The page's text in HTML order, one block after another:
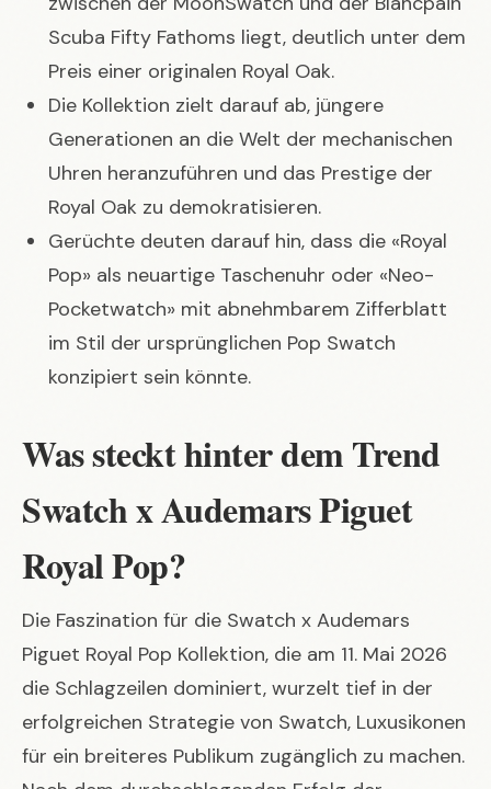
Scuba Fifty Fathoms liegt, deutlich unter dem
Preis einer originalen Royal Oak.
Die Kollektion zielt darauf ab, jüngere
Generationen an die Welt der mechanischen
Uhren heranzuführen und das Prestige der
Royal Oak zu demokratisieren.
Gerüchte deuten darauf hin, dass die «Royal
Pop» als neuartige Taschenuhr oder «Neo-
Pocketwatch» mit abnehmbarem Zifferblatt
im Stil der ursprünglichen Pop Swatch
konzipiert sein könnte.
Was steckt hinter dem Trend
Swatch x Audemars Piguet
Royal Pop?
Die Faszination für die Swatch x Audemars
Piguet Royal Pop Kollektion, die am 11. Mai 2026
die Schlagzeilen dominiert, wurzelt tief in der
erfolgreichen Strategie von Swatch, Luxusikonen
für ein breiteres Publikum zugänglich zu machen.